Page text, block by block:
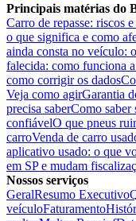
Principais matérias do
Carro de repasse: riscos
o que significa e como
ainda consta no veículo:
falecida: como funciona
como corrigir os dados
Veja como agirGarantia
precisa saberComo saber
confiávelO que pneus
carroVenda de carro
aplicativo usado: o que
em SP e mudam
Nossos serviços
GeralResumo Executivo
veículoFaturamento